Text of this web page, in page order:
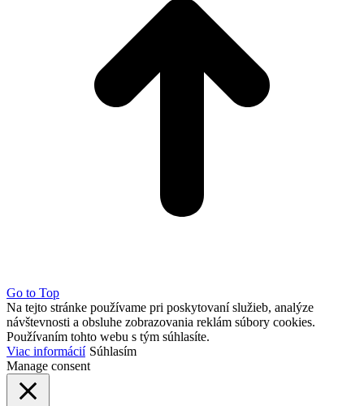
Go to Top
Na tejto stránke používame pri poskytovaní služieb, analýze
návštevnosti a obsluhe zobrazovania reklám súbory cookies.
Používaním tohto webu s tým súhlasíte.
Viac informácií Súhlasím
Manage consent